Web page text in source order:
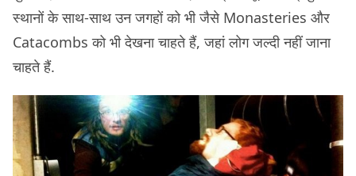
स्थानों के साथ-साथ उन जगहों को भी जैसे Monasteries और
Catacombs को भी देखना चाहते हैं, जहां लोग जल्दी नहीं जाना
चाहते हैं.